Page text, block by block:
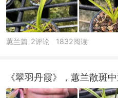
蕙兰篇 2评论 1832阅读
《翠羽丹霞》，蕙兰散斑